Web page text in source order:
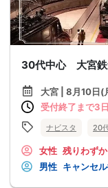
30代中心 大宮鉄
大宮 | 8月10日(
受付終了まで3日
ナビスタ 20
女性 残りわずか
男性 キャンセ